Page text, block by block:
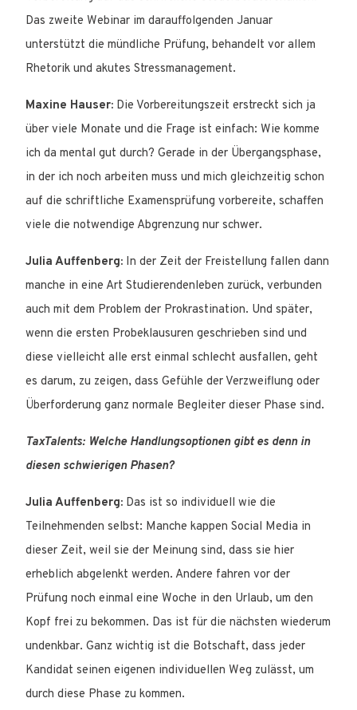
Das zweite Webinar im darauffolgenden Januar
unterstützt die mündliche Prüfung, behandelt vor allem
Rhetorik und akutes Stressmanagement.
Maxine Hauser: Die Vorbereitungszeit erstreckt sich ja
über viele Monate und die Frage ist einfach: Wie komme
ich da mental gut durch? Gerade in der Übergangsphase,
in der ich noch arbeiten muss und mich gleichzeitig schon
auf die schriftliche Examensprüfung vorbereite, schaffen
viele die notwendige Abgrenzung nur schwer.
Julia Auffenberg: In der Zeit der Freistellung fallen dann
manche in eine Art Studierendenleben zurück, verbunden
auch mit dem Problem der Prokrastination. Und später,
wenn die ersten Probeklausuren geschrieben sind und
diese vielleicht alle erst einmal schlecht ausfallen, geht
es darum, zu zeigen, dass Gefühle der Verzweiflung oder
Überforderung ganz normale Begleiter dieser Phase sind.
TaxTalents: Welche Handlungsoptionen gibt es denn in
diesen schwierigen Phasen?
Julia Auffenberg: Das ist so individuell wie die
Teilnehmenden selbst: Manche kappen Social Media in
dieser Zeit, weil sie der Meinung sind, dass sie hier
erheblich abgelenkt werden. Andere fahren vor der
Prüfung noch einmal eine Woche in den Urlaub, um den
Kopf frei zu bekommen. Das ist für die nächsten wiederum
undenkbar. Ganz wichtig ist die Botschaft, dass jeder
Kandidat seinen eigenen individuellen Weg zulässt, um
durch diese Phase zu kommen.